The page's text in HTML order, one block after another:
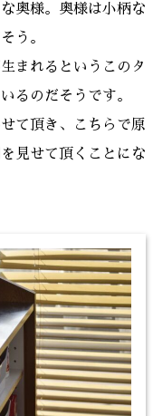
奥様。奥様は小柄な
う。
まれるというこのタ
るのだそうです。
て頂き、こちらで原
見せて頂くことにな